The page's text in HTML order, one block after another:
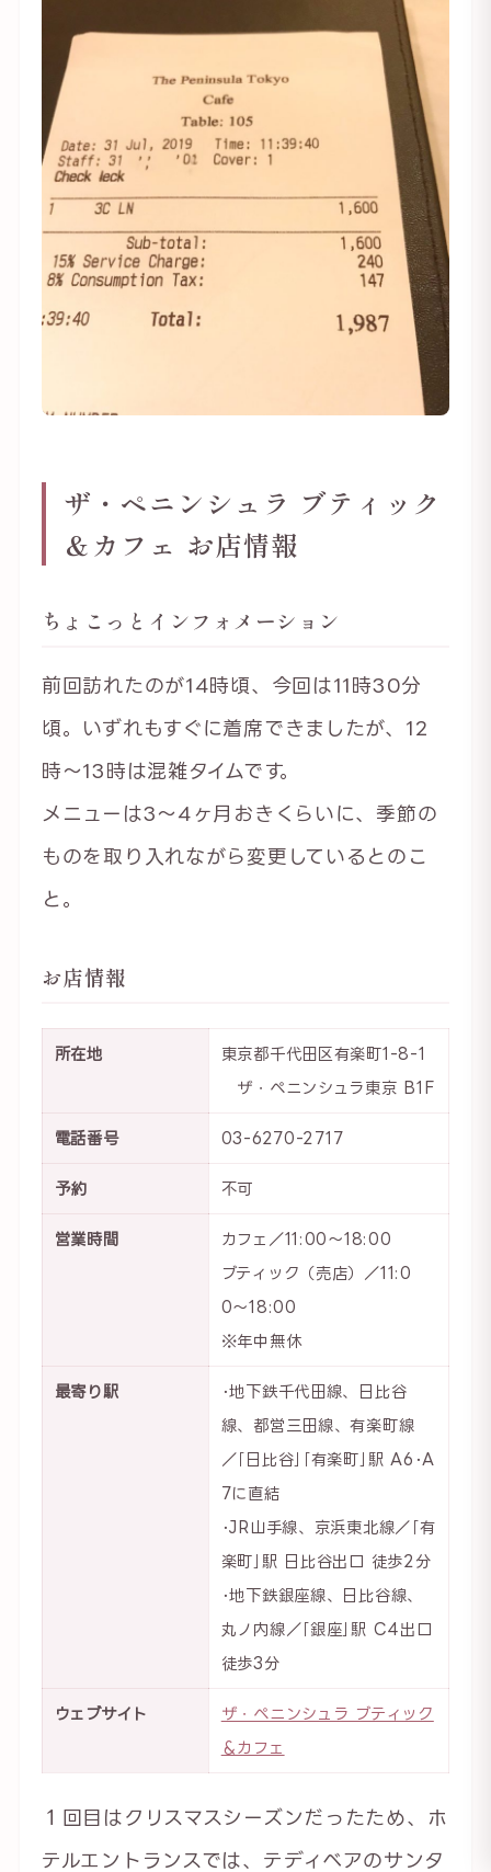
ザ・ペニンシュラ ブティック
＆カフェ お店情報
ちょこっとインフォメーション
前回訪れたのが14時頃、今回は11時30分
頃。いずれもすぐに着席できましたが、12
時〜13時は混雑タイムです。
メニューは3〜4ヶ月おきくらいに、季節の
ものを取り入れながら変更しているとのこ
と。
お店情報
所在地 東京都千代田区有楽町1-8-1
ザ・ペニンシュラ東京 B1F
電話番号 03-6270-2717
予約 不可
営業時間 カフェ／11:00〜18:00
ブティック（売店）／11:0
0〜18:00
※年中無休
最寄り駅 ･地下鉄千代田線、日比谷
線、都営三田線、有楽町線
／｢日比谷｣｢有楽町｣駅 A6･A
7に直結
･JR山手線、京浜東北線／｢有
楽町｣駅 日比谷出口 徒歩2分
･地下鉄銀座線、日比谷線、
丸ノ内線／｢銀座｣駅 C4出口
徒歩3分
ウェブサイト ザ・ペニンシュラ ブティック
＆カフェ
１回目はクリスマスシーズンだったため、ホ
テルエントランスでは、テディベアのサンタ